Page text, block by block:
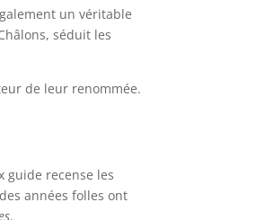
un véritable
séduit les
de leur renommée.
guide recense les
années folles ont
.